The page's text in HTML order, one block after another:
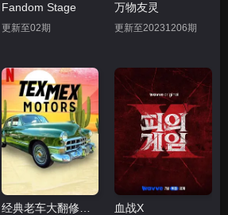
Fandom Stage
更新至02期
万物友灵
更新至20231206期
经典老车大翻修第二季 血战X